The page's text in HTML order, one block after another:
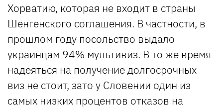
Хорватию, которая не входит в страны
Шенгенского соглашения. В частности, в
прошлом году посольство выдало
украинцам 94% мультивиз. В то же время
надеяться на получение долгосрочных
виз не стоит, зато у Словении один из
самых низких процентов отказов на